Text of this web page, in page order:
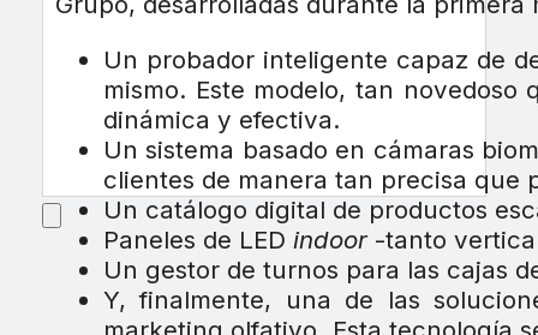
Un probador inteligente capaz de
mismo. Este modelo, tan
dinámica y efectiva.
Un sistema basado en cámaras
clientes de manera tan precisa que
Un catálogo digital de productos
Paneles de LED indoor -tanto
Un gestor de turnos para las cajas
Y, finalmente, una de las